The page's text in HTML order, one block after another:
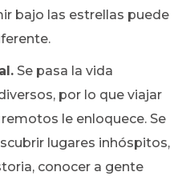
bajo las estrellas puede
Se pasa la vida
por lo que viajar
le enloquece. Se
lugares inhóspitos,
conocer a gente